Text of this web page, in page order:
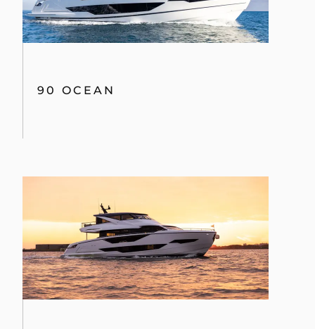
90 OCEAN